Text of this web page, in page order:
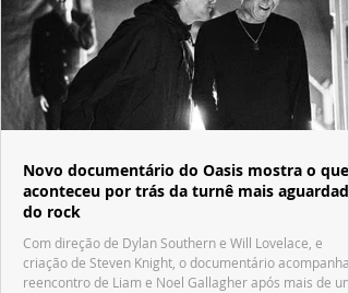
Novo documentário do Oasis mostra o que
aconteceu por trás da turnê mais aguardada
do rock
Com direção de Dylan Southern e Will Lovelace, e
criação de Steven Knight, o documentário acompanha
reencontro de Liam e Noel Gallagher após mais de